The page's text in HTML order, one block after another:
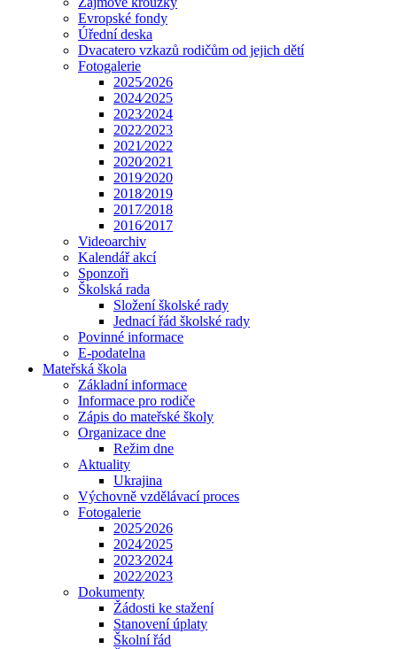
Evropské fondy
Úřední deska
Dvacatero vzkazů rodičům od jejich dětí
Fotogalerie
2025⁄2026
2024⁄2025
2023⁄2024
2022⁄2023
2021⁄2022
2020⁄2021
2019⁄2020
2018⁄2019
2017⁄2018
2016⁄2017
Videoarchiv
Kalendář akcí
Sponzoři
Školská rada
Složení školské rady
Jednací řád školské rady
Povinné informace
E-podatelna
Mateřská škola
Základní informace
Informace pro rodiče
Zápis do mateřské školy
Organizace dne
Režim dne
Aktuality
Ukrajina
Výchovně vzdělávací proces
Fotogalerie
2025⁄2026
2024⁄2025
2023⁄2024
2022⁄2023
Dokumenty
Žádosti ke stažení
Stanovení úplaty
Školní řád